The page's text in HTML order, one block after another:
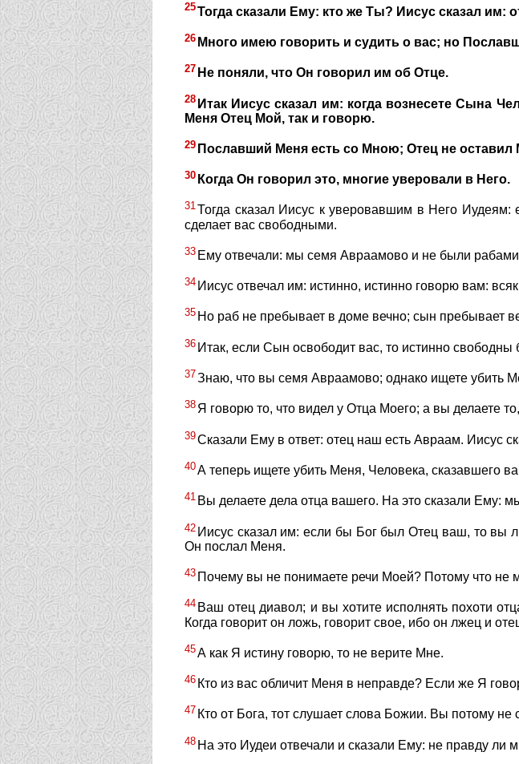
25Тогда сказали Ему: кто же Ты? Иисус сказал им:
26 Много имею говорить и судить о вас; но
27 Не поняли, что Он говорил им об Отце.
28 Итак Иисус сказал им: когда вознесете Сына
Меня Отец Мой, так и говорю.
29 Пославший Меня есть со Мною; Отец не оставил
30 Когда Он говорил это, многие уверовали в Него.
31Тогда сказал Иисус к уверовавшим в Него
сделает вас свободными.
33 Ему отвечали: мы семя Авраамово и не были
34 Иисус отвечал им: истинно, истинно говорю вам:
35 Но раб не пребывает в доме вечно; сын пребывает
36 Итак, если Сын освободит вас, то истинно свободны
37Знаю, что вы семя Авраамово; однако ищете убить
38 Я говорю то, что видел у Отца Моего; а вы делаете
39Сказали Ему в ответ: отец наш есть Авраам. Иисус
40А теперь ищете убить Меня, Человека, сказавшего
41 Вы делаете дела отца вашего. На это сказали Ему:
42 Иисус сказал им: если бы Бог был Отец ваш, то
Он послал Меня.
43 Почему вы не понимаете речи Моей? Потому что не
44 Ваш отец диавол; и вы хотите исполнять похоти
Когда говорит он ложь, говорит свое, ибо он лжец и
45А как Я истину говорю, то не верите Мне.
46 Кто из вас обличит Меня в неправде? Если же Я
47 Кто от Бога, тот слушает слова Божии. Вы потому не
48 На это Иудеи отвечали и сказали Ему: не правду